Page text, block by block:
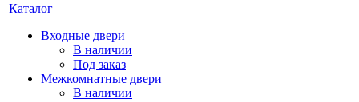
Каталог
Входные двери
В наличии
Под заказ
Межкомнатные двери
В наличии